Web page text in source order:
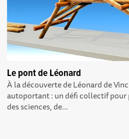
Le pont de Léonard
À la découverte de Léonard de
autoportant : un défi collectif
des sciences, de...